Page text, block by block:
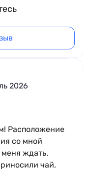
2026
Расположение
со мной
меня ждать.
чай,